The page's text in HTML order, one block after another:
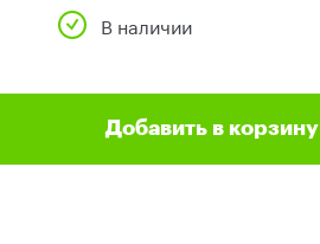
В наличии
Добавить в корзину